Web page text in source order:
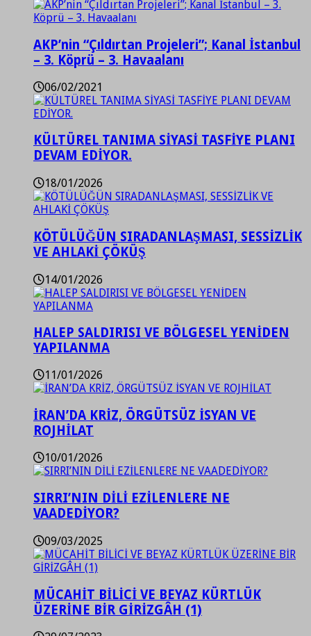
AKP’nin “Çıldırtan Projeleri”; Kanal İstanbul
– 3. Köprü – 3. Havaalanı
06/02/2021
KÜLTÜREL TANIMA SİYASİ TASFİYE PLANI
DEVAM EDİYOR.
18/01/2026
KÖTÜLÜĞÜN SIRADANLAŞMASI, SESSİZLİK
VE AHLAKİ ÇÖKÜŞ
14/01/2026
HALEP SALDIRISI VE BÖLGESEL YENİDEN
YAPILANMA
11/01/2026
İRAN’DA KRİZ, ÖRGÜTSÜZ İSYAN VE
ROJHİLAT
10/01/2026
SIRRI’NIN DİLİ EZİLENLERE NE
VAADEDİYOR?
09/03/2025
MÜCAHİT BİLİCİ VE BEYAZ KÜRTLÜK
ÜZERİNE BİR GİRİZGÂH (1)